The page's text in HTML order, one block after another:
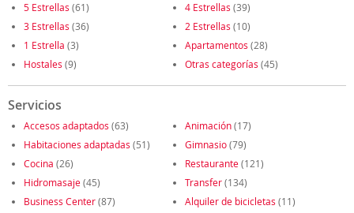
5 Estrellas (61) 4 Estrellas (39)
3 Estrellas (36) 2 Estrellas (10)
1 Estrella (3) Apartamentos (28)
Hostales (9) Otras categorías (45)
Servicios
Accesos adaptados (63) Animación(17)
Habitaciones adaptadas (51) Gimnasio(79)
Cocina (26) Restaurante(121)
Hidromasaje(45) Transfer(134)
Business Center(87) Alquiler de bicicletas (11)